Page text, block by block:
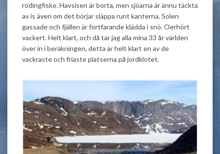
rödingfiske. Havsisen är borta, men sjöarna är ännu täckta
av is även om det börjar släppa runt kanterna. Solen
gassade och fjällen är fortfarande klädda i snö. Oerhört
vackert. Helt klart, och då tar jag alla mina 33 år världen
över in i beräkningen, detta är helt klart en av de
vackraste och friaste platserna på jordklotet.